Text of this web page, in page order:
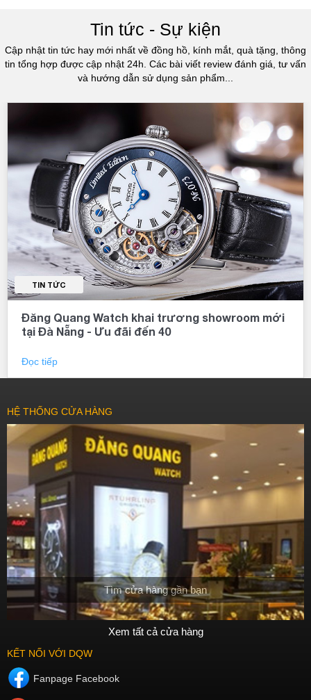
Tin tức - Sự kiện
Cập nhật tin tức hay mới nhất về đồng hồ, kính mắt, quà tặng, thông
tin tổng hợp được cập nhật 24h. Các bài viết review đánh giá, tư vấn
và hướng dẫn sử dụng sản phẩm...
TIN TỨC
Đăng Quang Watch khai trương showroom mới
tại Đà Nẵng - Ưu đãi đến 40
Đọc tiếp
HỆ THỐNG CỬA HÀNG
Tìm cửa hàng gần bạn
Xem tất cả cửa hàng
KẾT NỐI VỚI DQW
Fanpage Facebook